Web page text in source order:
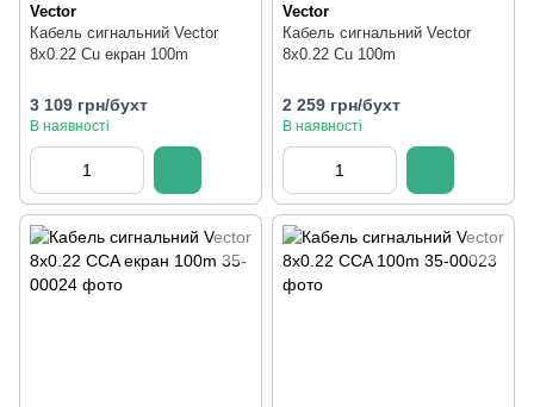
Vector
Кабель сигнальний Vector
8х0.22 Cu екран 100m
3 109 грн/бухт
В наявності
Vector
Кабель сигнальний Vector
8х0.22 Cu 100m
2 259 грн/бухт
В наявності